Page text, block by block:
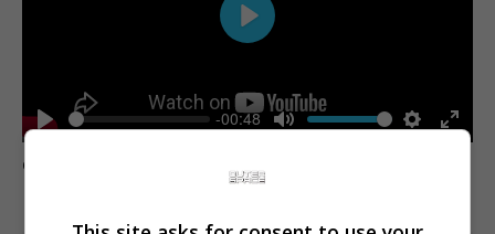
-00:48
SettingsEnter
Play
Comente esta notícia no Fórum Outer Space